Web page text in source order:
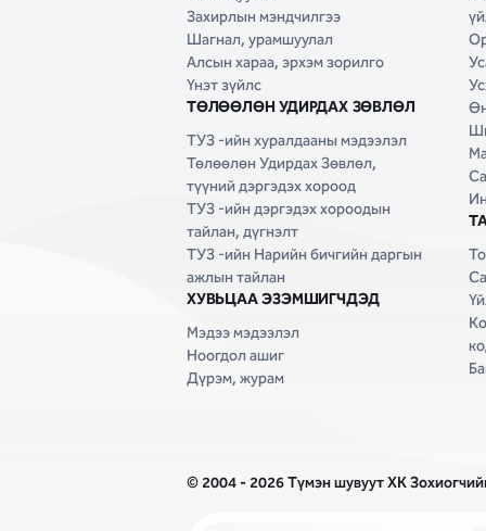
Захирлын мэндчилгээ
Шагнал, урамшуулал
Алсын хараа, эрхэм зорилго
Үнэт зүйлс
ТӨЛӨӨЛӨН УДИРДАХ ЗӨВЛӨЛ
ТУЗ -ийн хуралдааны мэдээлэл
Төлөөлөн Удирдах Зөвлөл,
түүний дэргэдэх хороод
ТУЗ -ийн дэргэдэх хороодын
тайлан, дүгнэлт
ТУЗ -ийн Нарийн бичгийн даргын
ажлын тайлан
ХУВЬЦАА ЭЗЭМШИГЧДЭД
Мэдээ мэдээлэл
Ноогдол ашиг
Дүрэм, журам
© 2004 - 2026 Түмэн шувуут ХК